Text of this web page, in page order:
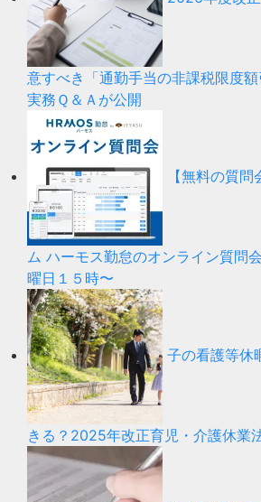
意すべき「通勤手当の非課税限度
実務Ｑ＆Ａが公開
【無料の質
ム ハーモス勤怠のオンライン質問
曜日１５時〜
子の看護等休
きる？2025年改正育児・介護休業